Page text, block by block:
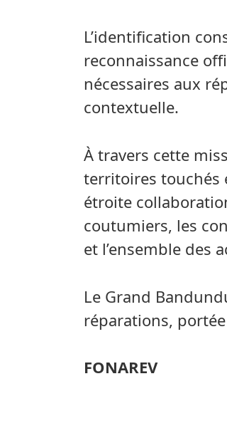
L’identification
reconnaissance
nécessaires aux
contextuelle.
À travers cette
territoires touchés
étroite
coutumiers, les
et l’ensemble des
Le Grand
réparations,
FONAREV